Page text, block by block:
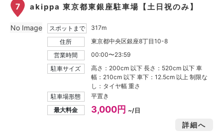
7 akippa 東京都東銀座駐車場【土日祝のみ】
スポットまで
317m
住所
東京都中央区銀座8丁目10-8
営業時間
00:00〜23:59
駐車サイズ
高さ：200cm 以下 長さ：520cm 以下 車
幅：210cm 以下 車下：12.5cm 以上 制限な
し：タイヤ幅 重さ
駐車場形態
平置き
最大料金
3,000円 ~/日
詳細へ
No Image